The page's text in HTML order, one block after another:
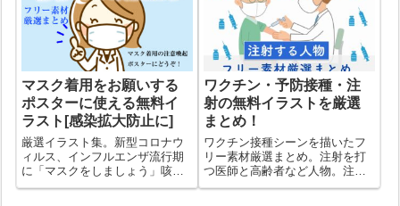
マスク着用をお願いする
ポスターに使える無料イ
ラスト[感染拡大防止に]
厳選イラスト集。新型コロナウ
ィルス、インフルエンザ流行期
に「マスクをしましょう」咳エ
チケットを守りましょうと注意
ワクチン・予防接種・注
射の無料イラストを厳選
まとめ！
ワクチン接種シーンを描いたフ
リー素材厳選まとめ。注射を打
つ医師と高齢者など人物。注射
器とウイルスをデフォルメした